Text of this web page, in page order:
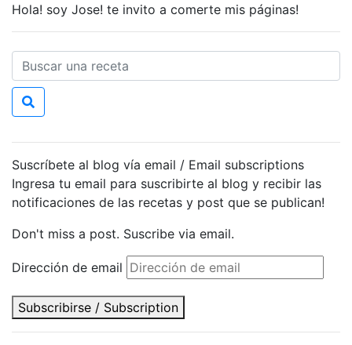
Hola! soy Jose! te invito a comerte mis páginas!
Suscríbete al blog vía email / Email subscriptions
Ingresa tu email para suscribirte al blog y recibir las
notificaciones de las recetas y post que se publican!
Don't miss a post. Suscribe via email.
Dirección de email
Subscribirse / Subscription